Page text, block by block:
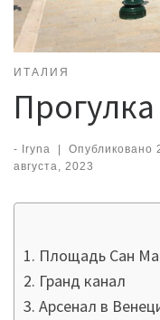
ИТАЛИЯ
- Iryna Опубликовано
августа, 2023
Площадь Сан
Гранд канал
Арсенал в